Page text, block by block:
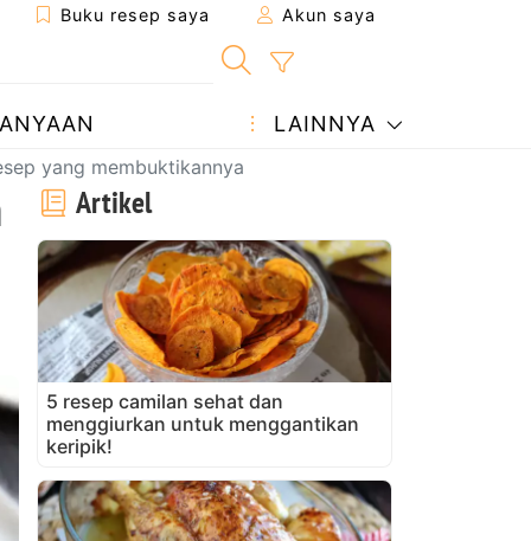
Buku resep saya Akun saya
LAINNYA
yang membuktikannya
Artikel
5 resep camilan sehat dan
menggiurkan untuk menggantikan
keripik!